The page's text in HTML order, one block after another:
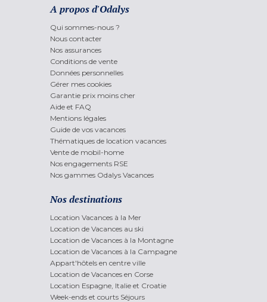
A propos d'Odalys
Qui sommes-nous ?
Nous contacter
Nos assurances
Conditions de vente
Données personnelles
Gérer mes cookies
Garantie prix moins cher
Aide et FAQ
Mentions légales
Guide de vos vacances
Thématiques de location vacances
Vente de mobil-home
Nos engagements RSE
Nos gammes Odalys Vacances
Nos destinations
Location Vacances à la Mer
Location de Vacances au ski
Location de Vacances à la Montagne
Location de Vacances à la Campagne
Appart'hôtels en centre ville
Location de Vacances en Corse
Location Espagne, Italie et Croatie
Week-ends et courts Séjours